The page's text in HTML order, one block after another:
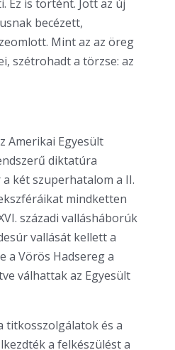
Ez is történt. Jött az új
becézett,
Mint az az öreg
szétrohadt a törzse: az
Amerikai Egyesült
diktatúra
két szuperhatalom a II.
mindketten
századi vallásháborúk
vallását kellett a
a Vörös Hadsereg a
válhattak az Egyesült
titkosszolgálatok és a
a felkészülést a